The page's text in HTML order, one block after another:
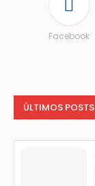
Facebook
ÚLTIMOS POSTS